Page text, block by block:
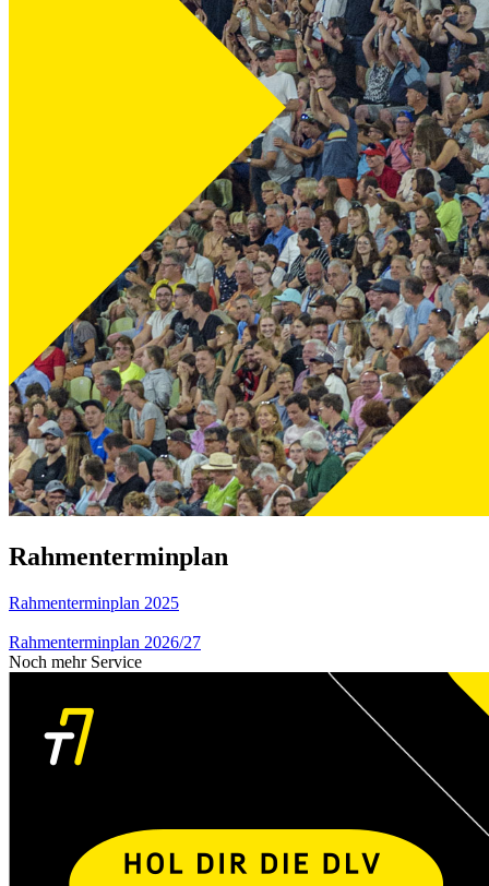
Rahmenterminplan
Rahmenterminplan 2025
Rahmenterminplan 2026/27
Noch mehr Service